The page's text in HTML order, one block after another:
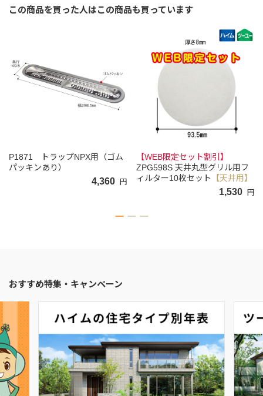
この商品を買った人はこの商品も買っています
P1871 トラップNPX用（ゴム
パッキンあり）
4,360 円
【WEB限定セット割引】
ZPG598S 天井丸型グリル用フ
ィルター10枚セット
【天井用】
1,530 円
おすすめ特集・キャンペーン